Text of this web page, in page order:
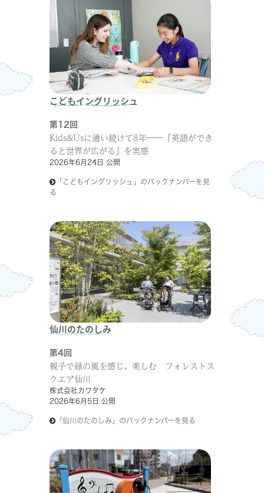
こどもイングリッシュ
第12回
Kids&Usに通い続けて8年――「英語ができ
ると世界が広がる」を実感
2026年6月24日 公開
「こどもイングリッシュ」のバックナンバーを見
る
仙川のたのしみ
第4回
親子で緑の風を感じ、楽しむ フォレストス
クエア仙川
株式会社カワタケ
2026年6月5日 公開
「仙川のたのしみ」のバックナンバーを見る